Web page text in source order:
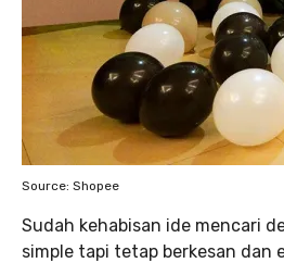
Source: Shopee
Sudah kehabisan ide mencari
simple tapi tetap berkesan dan